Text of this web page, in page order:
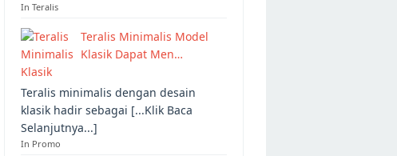
In Teralis
Teralis Minimalis Model
Klasik Dapat Men…
Teralis minimalis dengan desain
klasik hadir sebagai [...Klik Baca
Selanjutnya...]
In Promo